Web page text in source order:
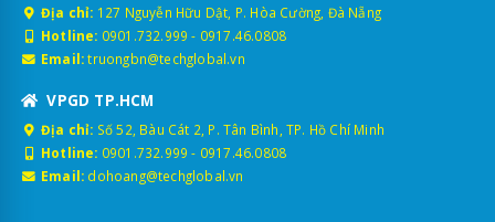
Địa chỉ: 127 Nguyễn Hữu Dật, P. Hòa Cường, Đà Nẵng
Hotline: 0901.732.999 - 0917.46.0808
Email: truongbn@techglobal.vn
VPGD TP.HCM
Địa chỉ: Số 52, Bàu Cát 2, P. Tân Bình, TP. Hồ Chí Minh
Hotline: 0901.732.999 - 0917.46.0808
Email: dohoang@techglobal.vn